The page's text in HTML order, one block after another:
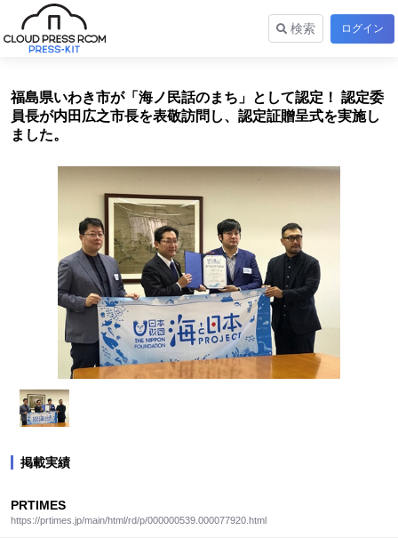
検索 ログイン
福島県いわき市が「海ノ民話のまち」として認定！ 認定委
員長が内田広之市長を表敬訪問し、認定証贈呈式を実施し
ました。
掲載実績
PRTIMES
https://prtimes.jp/main/html/rd/p/000000539.000077920.html